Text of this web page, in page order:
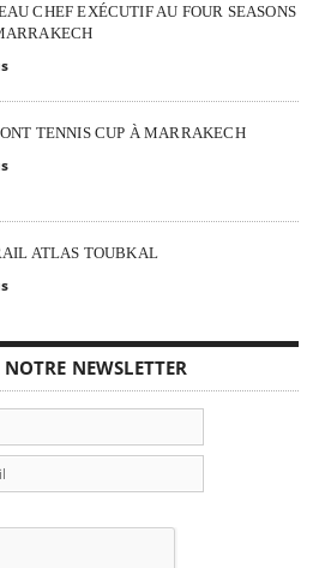
CHEF EXÉCUTIF AU FOUR SEASONS
TENNIS CUP À MARRAKECH
ATLAS TOUBKAL
NEWSLETTER